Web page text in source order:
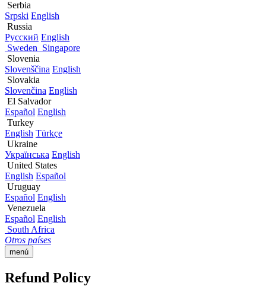
Serbia
Srpski English
Russia
Русский English
Sweden Singapore
Slovenia
Slovenščina English
Slovakia
Slovenčina English
El Salvador
Español English
Turkey
English Türkçe
Ukraine
Українська English
United States
English Español
Uruguay
Español English
Venezuela
Español English
South Africa
Otros países
menú
Refund Policy